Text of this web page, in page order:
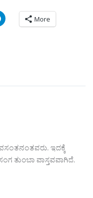
More
ವಸಂತನಂತವರು. ಇದಕ್ಕೆ
ತುಂಬಾ ವಾಸ್ತವವಾಗಿದೆ.